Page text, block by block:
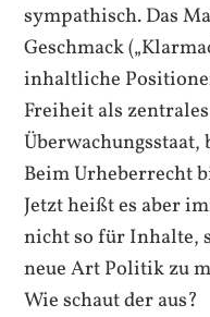
sympathisch. Das
Geschmack
inhaltliche
Freiheit als
Beim Urheberrecht
Jetzt heißt es aber
nicht so für Inhalte,
neue Art Politik zu
Wie schaut der aus?